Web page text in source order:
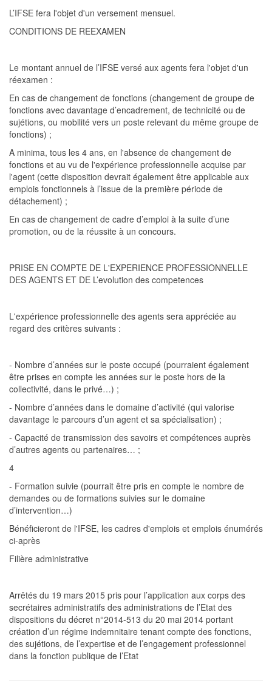
L’IFSE fera l'objet d'un versement mensuel.
CONDITIONS DE REEXAMEN
Le montant annuel de l’IFSE versé aux agents fera l'objet d'un
réexamen :
En cas de changement de fonctions (changement de groupe de
fonctions avec davantage d’encadrement, de technicité ou de
sujétions, ou mobilité vers un poste relevant du même groupe de
fonctions) ;
A minima, tous les 4 ans, en l'absence de changement de
fonctions et au vu de l'expérience professionnelle acquise par
l'agent (cette disposition devrait également être applicable aux
emplois fonctionnels à l’issue de la première période de
détachement) ;
En cas de changement de cadre d’emploi à la suite d’une
promotion, ou de la réussite à un concours.
PRISE EN COMPTE DE L'EXPERIENCE PROFESSIONNELLE
DES AGENTS ET DE L’evolution des competences
L'expérience professionnelle des agents sera appréciée au
regard des critères suivants :
- Nombre d’années sur le poste occupé (pourraient également
être prises en compte les années sur le poste hors de la
collectivité, dans le privé…) ;
- Nombre d’années dans le domaine d’activité (qui valorise
davantage le parcours d’un agent et sa spécialisation) ;
- Capacité de transmission des savoirs et compétences auprès
d’autres agents ou partenaires… ;
4
- Formation suivie (pourrait être pris en compte le nombre de
demandes ou de formations suivies sur le domaine
d’intervention…)
Bénéficieront de l'IFSE, les cadres d'emplois et emplois énumérés
ci-après
Filière administrative
Arrêtés du 19 mars 2015 pris pour l’application aux corps des
secrétaires administratifs des administrations de l’Etat des
dispositions du décret n°2014-513 du 20 mai 2014 portant
création d’un régime indemnitaire tenant compte des fonctions,
des sujétions, de l’expertise et de l’engagement professionnel
dans la fonction publique de l’Etat